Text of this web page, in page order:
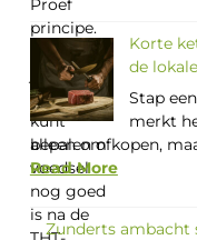
Korte
de
Stap
merkt
alleen om kopen,
Read More
Zunderts